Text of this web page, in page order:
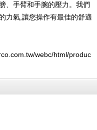
、手臂和手腕的壓力。我們
力氣,讓您操作有最佳的舒適
webc/html/produc